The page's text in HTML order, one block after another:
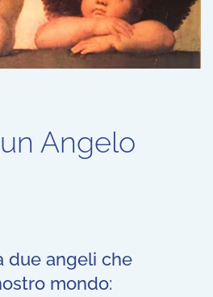
un Angelo
due angeli che
mondo: